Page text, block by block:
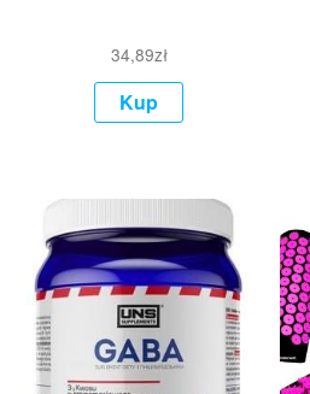
34,89zł
Kup